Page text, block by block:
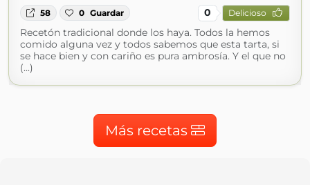
58 0 Guardar 0 Delicioso
Recetón tradicional donde los haya. Todos la hemos
comido alguna vez y todos sabemos que esta tarta, si
se hace bien y con cariño es pura ambrosía. Y el que no
(...)
Más recetas